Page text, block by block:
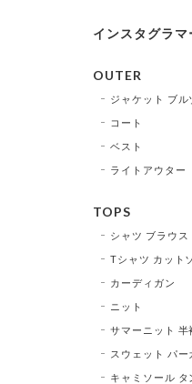
インスタグラマ
OUTER
ジャケット ブル
コート
ベスト
ライトアウター
TOPS
シャツ ブラウス
Tシャツ カット
カーディガン
ニット
サマーニット 半
スウェット パー
キャミソール